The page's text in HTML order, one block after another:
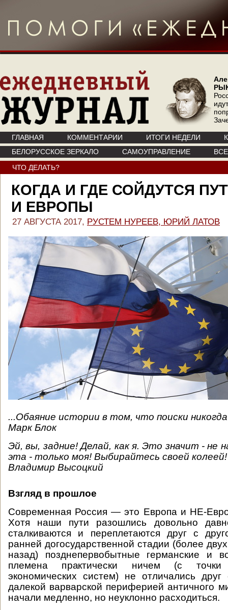
ГЛАВНАЯ КОММЕНТАРИИ ИТОГИ НЕДЕЛИ
БЕЛОРУССКОЕ ЗЕРКАЛО
САМОУПРАВЛЕНИЕ
ЧТО ДЕЛАТЬ?
КОГДА И ГДЕ СОЙДУТСЯ
И ЕВРОПЫ
27 АВГУСТА 2017, РУСТЕМ НУРЕЕВ, ЮРИЙ ЛАТОВ
...Обаяние истории в том, что поиски
Марк Блок
Эй, вы, задние! Делай, как я. Это значит - не
эта - только моя! Выбирайтесь своей колеей!
Владимир Высоцкий
Взгляд в прошлое
Современная Россия — это Европа и НЕ-
Хотя наши пути разошлись довольно
сталкиваются и переплетаются друг с
ранней догосударственной стадии (более
назад) позднепервобытные германские и
племена практически ничем (с
экономических систем) не отличались друг
далекой варварской периферией античного
начали медленно, но неуклонно расходиться.